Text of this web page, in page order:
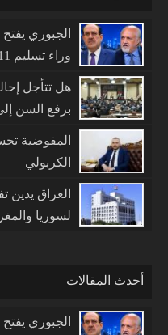
الجبوري
العراق
هل تتأجل
برفع السن إلى 63
المفوضية
الكربولي
العراق
لسوريا
أحدث المقالات
الجبوري